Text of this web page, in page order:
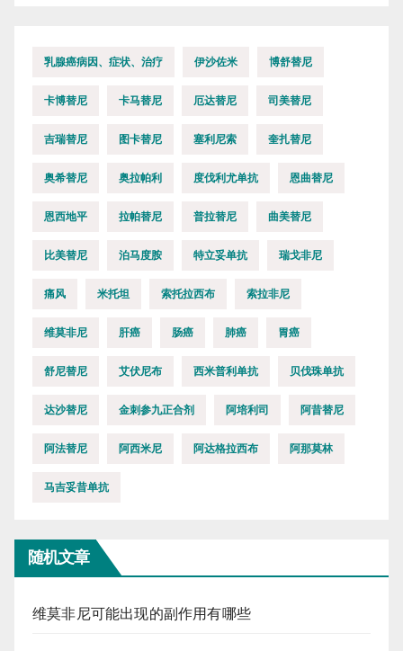
乳腺癌病因、症状、治疗 伊沙佐米 博舒替尼
卡博替尼 卡马替尼 厄达替尼 司美替尼
吉瑞替尼 图卡替尼 塞利尼索 奎扎替尼
奥希替尼 奥拉帕利 度伐利尤单抗 恩曲替尼
恩西地平 拉帕替尼 普拉替尼 曲美替尼
比美替尼 泊马度胺 特立妥单抗 瑞戈非尼
痛风 米托坦 索托拉西布 索拉非尼
维莫非尼 肝癌 肠癌 肺癌 胃癌
舒尼替尼 艾伏尼布 西米普利单抗 贝伐珠单抗
达沙替尼 金刺参九正合剂 阿培利司 阿昔替尼
阿法替尼 阿西米尼 阿达格拉西布 阿那莫林
马吉妥昔单抗
随机文章
维莫非尼可能出现的副作用有哪些